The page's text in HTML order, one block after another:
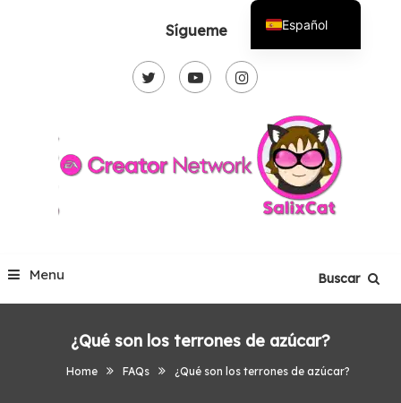
Sígueme
Menu Buscar
¿Qué son los terrones de azúcar?
Home FAQs ¿Qué son los terrones de azúcar?
Español
English